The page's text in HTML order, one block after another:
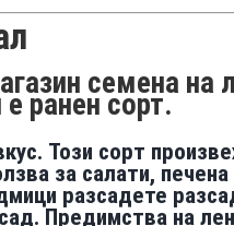
семена на
ранен сорт.
Този сорт
за салати,
разсадете
Предимства на